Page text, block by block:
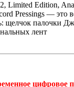
Limited Edition,
Pressings — это
щелчок палочки
лент
цифровое